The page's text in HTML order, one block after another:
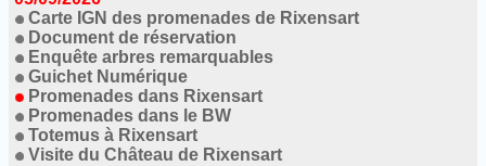
Carte IGN des promenades de Rixensart
Document de réservation
Enquête arbres remarquables
Guichet Numérique
Promenades dans Rixensart
Promenades dans le BW
Totemus à Rixensart
Visite du Château de Rixensart